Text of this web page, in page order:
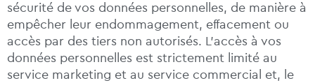
sécurité de vos données personnelles, de manière à
empêcher leur endommagement, effacement ou
accès par des tiers non autorisés. L’accès à vos
données personnelles est strictement limité au
service marketing et au service commercial et, le